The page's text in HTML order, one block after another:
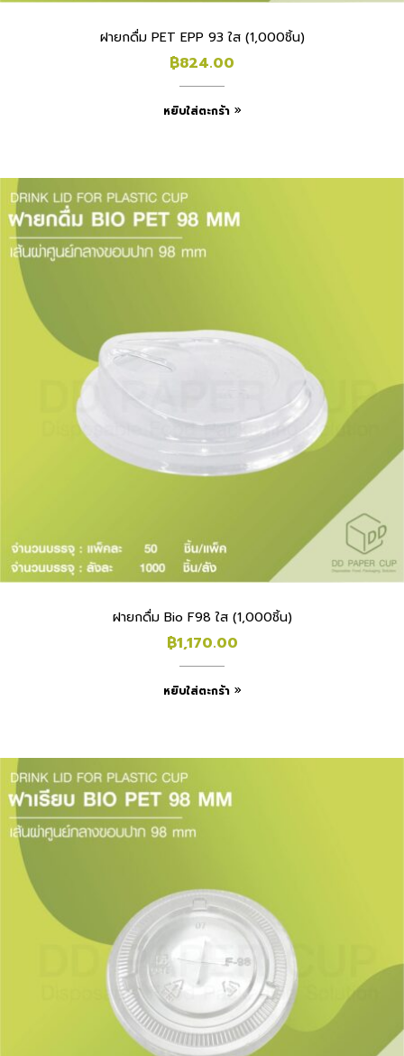
ฝายกดื่ม PET EPP 93 ใส (1,000ชิ้น)
฿824.00
หยิบใส่ตะกร้า
ฝายกดื่ม Bio F98 ใส (1,000ชิ้น)
฿1,170.00
หยิบใส่ตะกร้า